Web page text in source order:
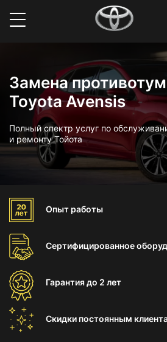
Замена
Toyota Avensis
Полный спектр услуг по
и ремонту Тойота
Опыт работы
Сертифицированное
Гарантиядо 2 лет
Скидки постоянным